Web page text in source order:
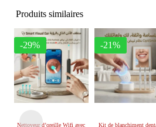
Produits similaires
-29%
Nettoyeur d’oreille Wifi avec
-21%
Kit de blanchiment